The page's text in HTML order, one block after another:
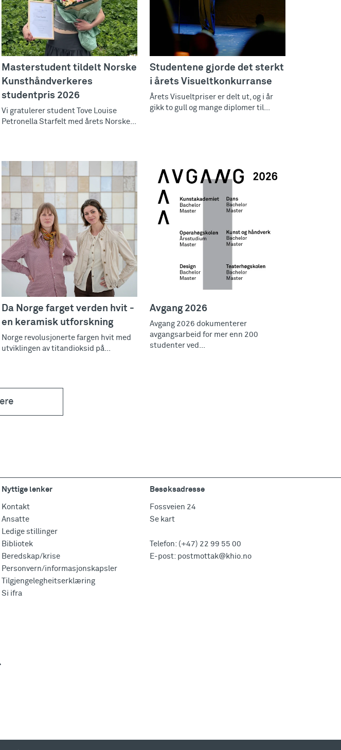
Masterstudent tildelt Norske
Kunsthåndverkeres
studentpris 2026
Vi gratulerer student Tove Louise
Petronella Starfelt med årets Norske...
Studentene gjorde det sterkt
i årets Visueltkonkurranse
Årets Visueltpriser er delt ut, og i år
gikk to gull og mange diplomer til...
Da Norge farget verden hvit -
en keramisk utforskning
Norge revolusjonerte fargen hvit med
utviklingen av titandioksid på...
Avgang 2026
Avgang 2026 dokumenterer
avgangsarbeid for mer enn 200
studenter ved...
Nyttige lenker
Kontakt
Ansatte
Ledige stillinger
Bibliotek
Beredskap/krise
Personvern/informasjonskapsler
Tilgjengelegheitserklæring
Si ifra
Besøksadresse
Fossveien 24
Se kart
Telefon: (+47) 22 99 55 00
E-post: postmottak@khio.no